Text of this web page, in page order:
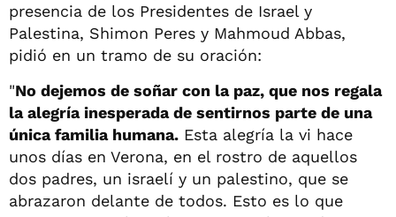
presencia de los Presidentes de Israel y
Palestina, Shimon Peres y Mahmoud Abbas,
pidió en un tramo de su oración:
"No dejemos de soñar con la paz, que nos regala
la alegría inesperada de sentirnos parte de una
única familia humana. Esta alegría la vi hace
unos días en Verona, en el rostro de aquellos
dos padres, un israelí y un palestino, que se
abrazaron delante de todos. Esto es lo que